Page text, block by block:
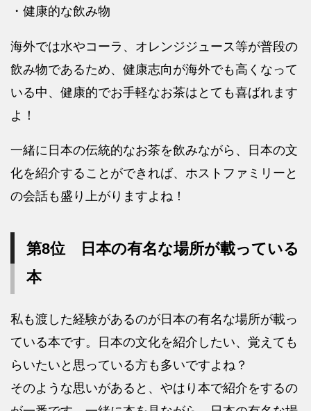
・健康的な飲み物
海外では水やコーラ、オレンジジュース等が普段の
飲み物であるため、健康志向が海外でも高くなって
いる中、健康的でお手軽なお茶はとても喜ばれます
よ！
一緒に日本の伝統的なお茶を飲みながら、日本の文
化を紹介することができれば、ホストファミリーと
の会話も盛り上がりますよね！
第8位 日本の有名な場所が載っている
本
私も渡した経験があるのが日本の有名な場所が載っ
ている本です。日本の文化を紹介したい、覚えても
らいたいと思っている方も多いですよね？
そのような思いがあると、やはり本で紹介をするの